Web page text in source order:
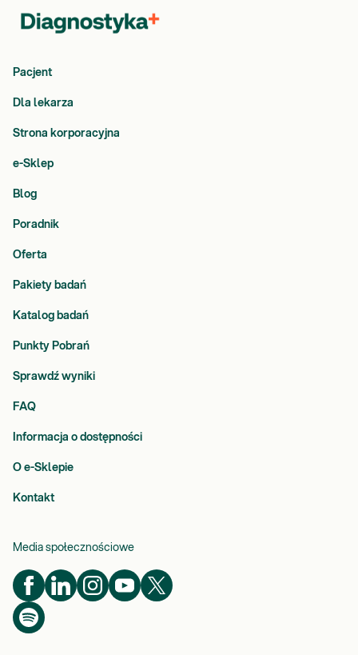
Pacjent
Dla lekarza
Strona korporacyjna
e-Sklep
Blog
Poradnik
Oferta
Pakiety badań
Katalog badań
Punkty Pobrań
Sprawdź wyniki
FAQ
Informacja o dostępności
O e-Sklepie
Kontakt
Media społecznościowe